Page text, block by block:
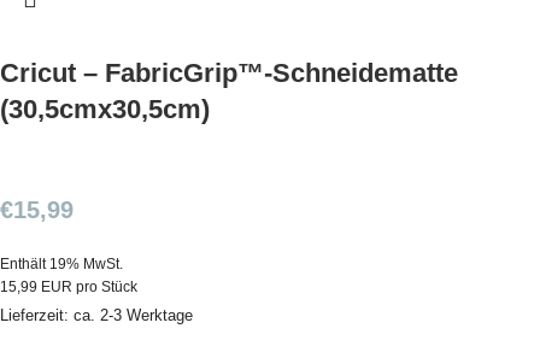
Cricut – FabricGrip™-Schneidematte
(30,5cmx30,5cm)
€15,99
Enthält 19% MwSt.
15,99 EUR pro Stück
Lieferzeit: ca. 2-3 Werktage